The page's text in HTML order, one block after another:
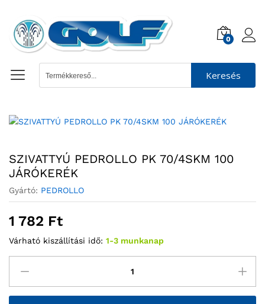
0
Keresés
SZIVATTYÚ PEDROLLO PK 70/4SKM 100
JÁRÓKERÉK
Gyártó: PEDROLLO
1 782 Ft
Várható kiszállítási idő: 1-3 munkanap